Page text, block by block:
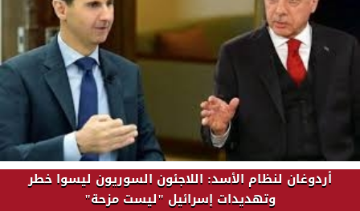
أردوغان لنظام الأسد: اللاجئون السوريون ليسوا خطر
وتهديدات إسرائيل "ليست مزحة"